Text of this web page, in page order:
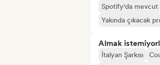
Spotify'da mevcut
Yakında çıkacak
Almak
İtalyan Şarkısı